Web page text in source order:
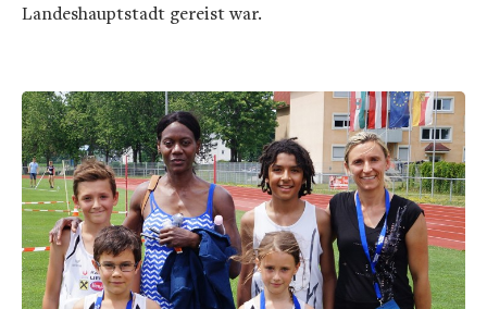
Landeshauptstadt gereist war.